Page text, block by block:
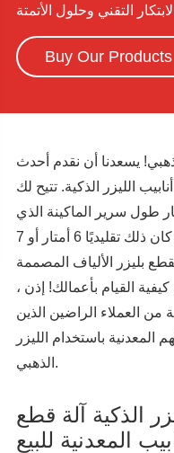
الابتكار التقني وحلول الأتمتة
Buy Our Products
يسعدنا أن نقدم أحدث
الليزر الذكية. تتيح لك
طول سرير الماكينة الذي
يناسب احتياجاتك من المعادن ، سواء كان ذلك تقليديًا 6 أمتار أو 7
مع آلات القطع بليزر الألياف المصممة
القيام بأعمالك! إذن ،
من العملاء الراضين الذين
المعدنية باستخدام الليزر
الذهبي.
الذكية آلة قطع
المعدنية للبيع